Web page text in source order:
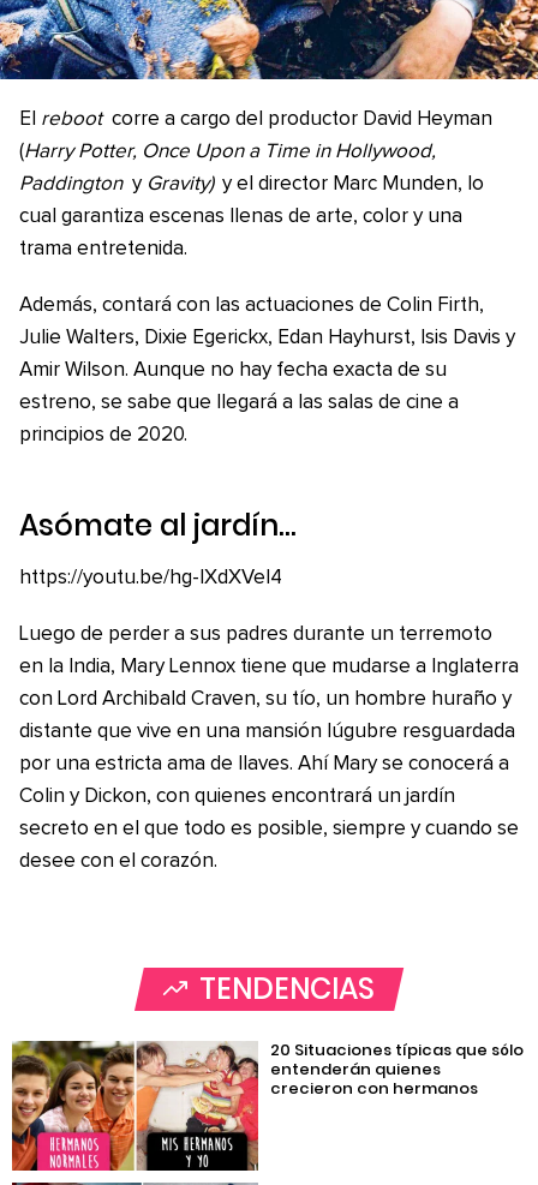
El reboot corre a cargo del productor David Heyman
(Harry Potter, Once Upon a Time in Hollywood,
Paddington yGravity) y el director Marc Munden, lo
cual garantiza escenas llenas de arte, color y una
trama entretenida.
Además, contará con las actuaciones de Colin Firth,
Julie Walters, Dixie Egerickx, Edan Hayhurst, Isis Davis y
Amir Wilson. Aunque no hay fecha exacta de su
estreno, se sabe que llegará a las salas de cine a
principios de 2020.
Asómate al jardín…
https://youtu.be/hg-lXdXVel4
Luego de perder a sus padres durante un terremoto
en la India, Mary Lennox tiene que mudarse a Inglaterra
con Lord Archibald Craven, su tío, un hombre huraño y
distante que vive en una mansión lúgubre resguardada
por una estricta ama de llaves. Ahí Mary se conocerá a
Colin y Dickon, con quienes encontrará un jardín
secreto en el que todo es posible, siempre y cuando se
desee con el corazón.
TENDENCIAS
20 Situaciones típicas que sólo
entenderán quienes
crecieron con hermanos